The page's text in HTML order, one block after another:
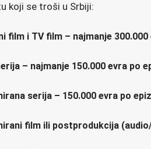
koji se troši u Srbiji:
film i TV film – najmanje 300.000
– najmanje 150.000 evra po
serija – 150.000 evra po
film ili postprodukcija